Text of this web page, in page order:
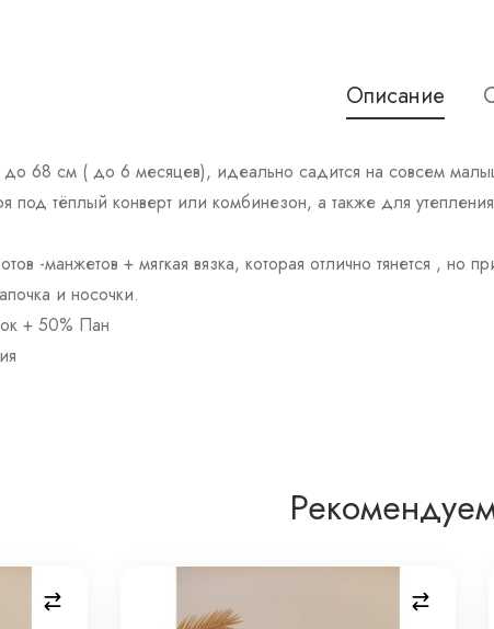
Описание
68 см ( до 6 месяцев), идеально садится на совсем
под тёплый конверт или комбинезон, а также для
-манжетов + мягкая вязка, которая отлично тянется , но
и носочки.
+ 50% Пан